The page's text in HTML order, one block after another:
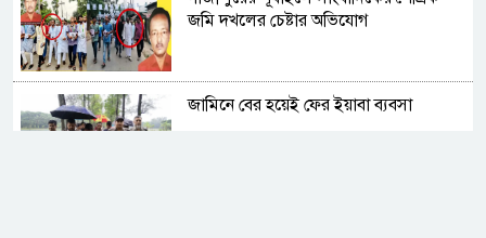
জমি দখলের চেষ্টার অভিযোগ
জামিনে বের হয়েই ফের ইয়াবা ব্যবসা